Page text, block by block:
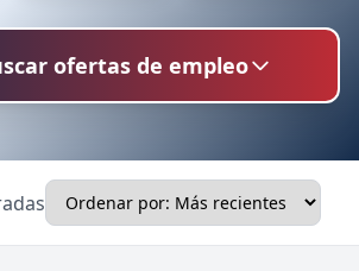
ofertas de empleo